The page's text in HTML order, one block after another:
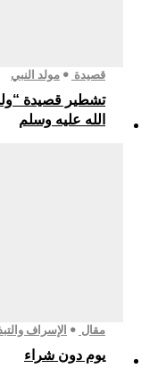
مولد النبي
تشطير قصيدة “ولد
الله عليه وسلم
الإسراف والتبذير
يوم دون شراء